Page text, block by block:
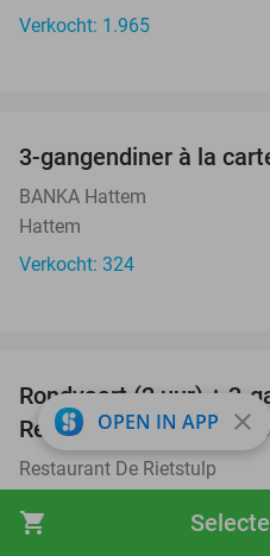
shopping_cart
Verkocht: 1.965
3-gangendiner à la
BANKA Hattem
Hattem
Verkocht: 324
Rondvaart (2 uur) + 3-
Restaurant De
Restaurant De Rietstulp
Verkocht: 87
OPEN IN APP close